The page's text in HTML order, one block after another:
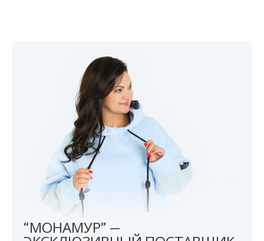
“МОНАМУР” —